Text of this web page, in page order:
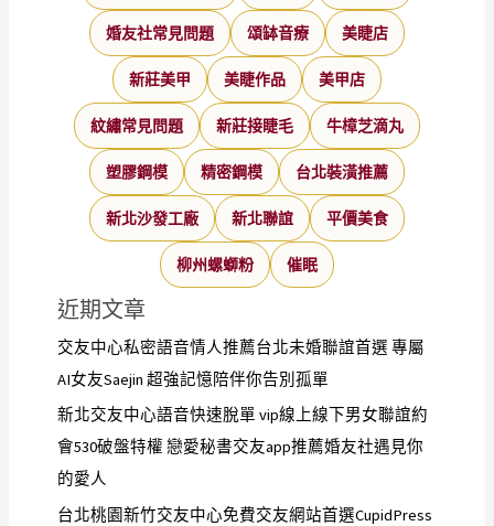
婚友社常見問題 頌缽音療 美睫店
新莊美甲 美睫作品 美甲店
紋繡常見問題 新莊接睫毛 牛樟芝滴丸
塑膠鋼模 精密鋼模 台北裝潢推薦
新北沙發工廠 新北聯誼 平價美食
柳州螺螄粉 催眠
近期文章
交友中心私密語音情人推薦台北未婚聯誼首選 專屬
AI女友Saejin 超強記憶陪伴你告別孤單
新北交友中心語音快速脫單 vip線上線下男女聯誼約
會530破盤特權 戀愛秘書交友app推薦婚友社遇見你
的愛人
台北桃園新竹交友中心免費交友網站首選CupidPress